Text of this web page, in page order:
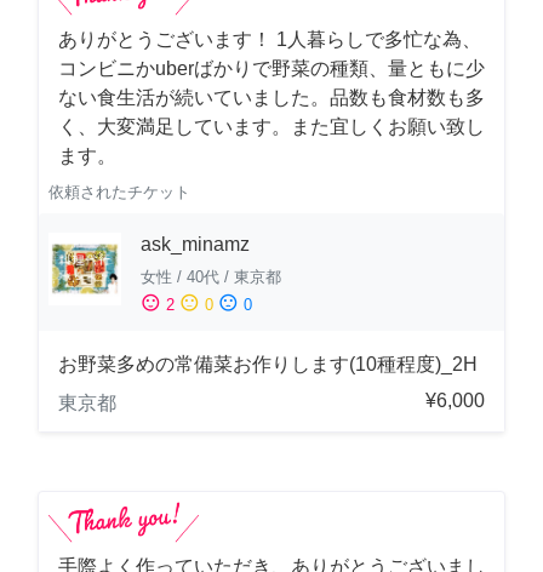
ありがとうございます！ 1人暮らしで多忙な為、
コンビニかuberばかりで野菜の種類、量ともに少
ない食生活が続いていました。品数も食材数も多
く、大変満足しています。また宜しくお願い致し
ます。
依頼されたチケット
ask_minamz
女性 / 40代 / 東京都
sentiment_satisfied 2 sentiment_neutral 0 sentiment_dissatisfied 0
お野菜多めの常備菜お作りします(10種程度)_2H
東京都
¥6,000
手際よく作っていただき、ありがとうございまし